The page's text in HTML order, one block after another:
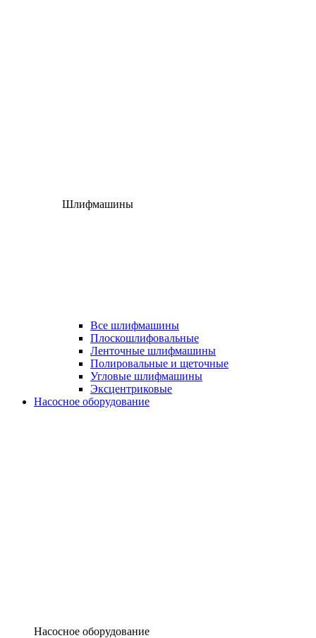
Шлифмашины
Все шлифмашины
Плоскошлифовальные
Ленточные шлифмашины
Полировальные и щеточные
Угловые шлифмашины
Эксцентриковые
Насосное оборудование
Насосное оборудование